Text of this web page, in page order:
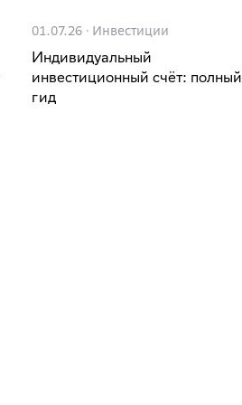
01.07.26 · Инвестиции
Индивидуальный
инвестиционный счёт: полный
гид